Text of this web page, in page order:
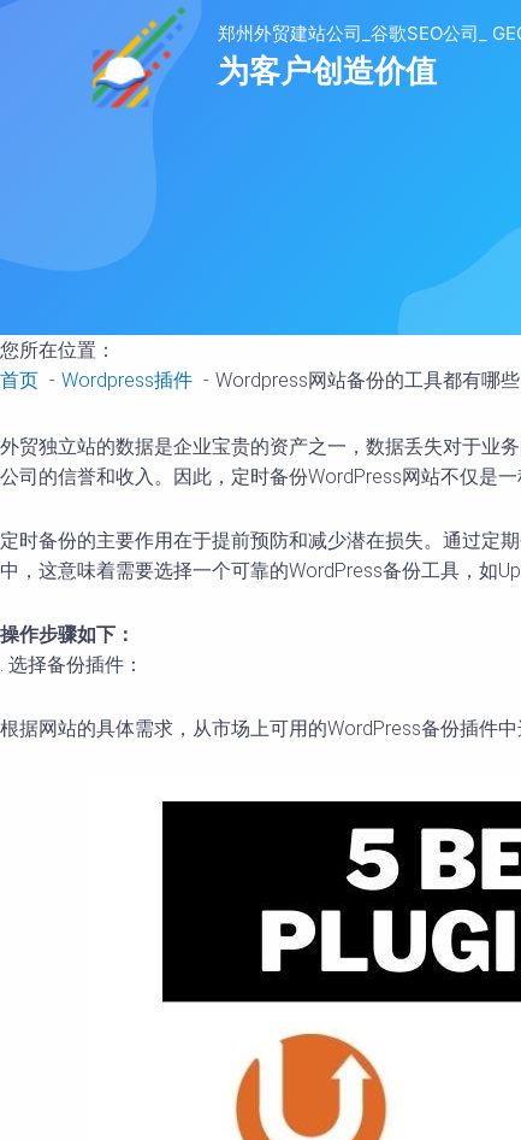
您所在位置：
首页
Wordpress插件 Wordpress网站备份的工具都有哪
外贸独立站的数据是企业宝贵的资产之一，数据丢失对于业
公司的信誉和收入。因此，定时备份WordPress网站不仅是
定时备份的主要作用在于提前预防和减少潜在损失。通过定
中，这意味着需要选择一个可靠的WordPress备份工具，如
操作步骤如下：
. 选择备份插件：
根据网站的具体需求，从市场上可用的WordPress备份插件